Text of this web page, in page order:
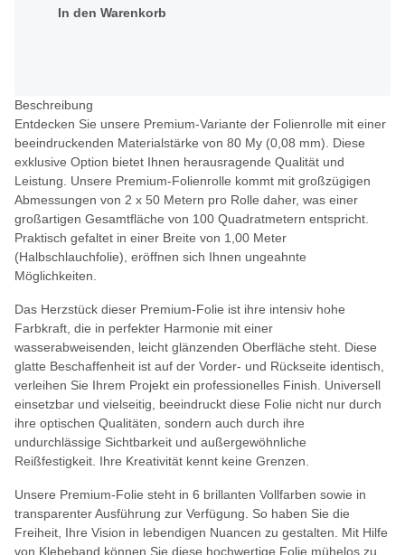
In den Warenkorb
Beschreibung
Entdecken Sie unsere Premium-Variante der Folienrolle mit einer
beeindruckenden Materialstärke von 80 My (0,08 mm). Diese
exklusive Option bietet Ihnen herausragende Qualität und
Leistung. Unsere Premium-Folienrolle kommt mit großzügigen
Abmessungen von 2 x 50 Metern pro Rolle daher, was einer
großartigen Gesamtfläche von 100 Quadratmetern entspricht.
Praktisch gefaltet in einer Breite von 1,00 Meter
(Halbschlauchfolie), eröffnen sich Ihnen ungeahnte
Möglichkeiten.
Das Herzstück dieser Premium-Folie ist ihre intensiv hohe
Farbkraft, die in perfekter Harmonie mit einer
wasserabweisenden, leicht glänzenden Oberfläche steht. Diese
glatte Beschaffenheit ist auf der Vorder- und Rückseite identisch,
verleihen Sie Ihrem Projekt ein professionelles Finish. Universell
einsetzbar und vielseitig, beeindruckt diese Folie nicht nur durch
ihre optischen Qualitäten, sondern auch durch ihre
undurchlässige Sichtbarkeit und außergewöhnliche
Reißfestigkeit. Ihre Kreativität kennt keine Grenzen.
Unsere Premium-Folie steht in 6 brillanten Vollfarben sowie in
transparenter Ausführung zur Verfügung. So haben Sie die
Freiheit, Ihre Vision in lebendigen Nuancen zu gestalten. Mit Hilfe
von Klebeband können Sie diese hochwertige Folie mühelos zu